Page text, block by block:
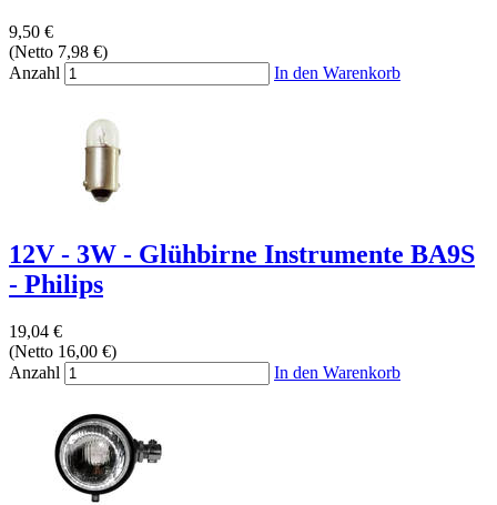
9,50 €
(Netto 7,98 €)
Anzahl
In den Warenkorb
12V - 3W - Glühbirne Instrumente BA9S
- Philips
19,04 €
(Netto 16,00 €)
Anzahl
In den Warenkorb